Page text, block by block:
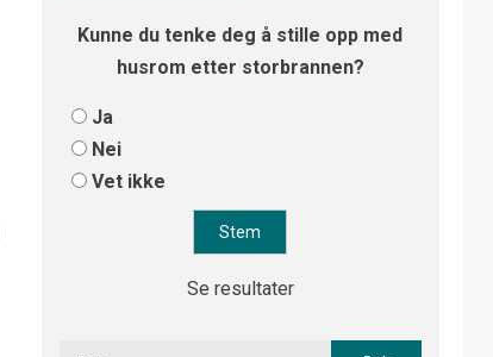
Kunne du tenke deg å stille opp med
husrom etter storbrannen?
Ja
Nei
Vet ikke
Se resultater